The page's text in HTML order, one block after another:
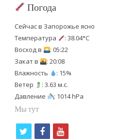
Погода
Сейчас в Запорожье ясно
Температура
: 38.04°C
Восход в
: 05:22
Закат в
: 20:08
Влажность
: 15%
Ветер
: 3.63 м.с.
Давление
: 1014 hPa
Мы тут
f
y